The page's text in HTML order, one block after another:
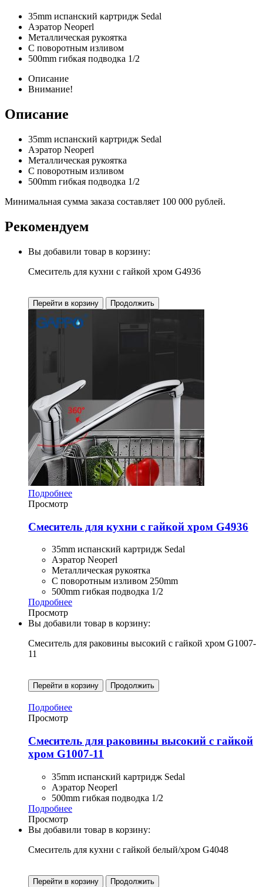
35mm испанский картридж Sedal
Аэратор Neoperl
Металлическая рукоятка
С поворотным изливом
500mm гибкая подводка 1/2
Описание
Внимание!
Описание
35mm испанский картридж Sedal
Аэратор Neoperl
Металлическая рукоятка
С поворотным изливом
500mm гибкая подводка 1/2
Минимальная сумма заказа составляет 100 000 рублей.
Рекомендуем
Вы добавили товар в корзину:
Смеситель для кухни с гайкой хром G4936
Перейти в корзину Продолжить
Подробнее
Просмотр
Смеситель для кухни с гайкой хром G4936
35mm испанский картридж Sedal
Аэратор Neoperl
Металлическая рукоятка
С поворотным изливом 250mm
500mm гибкая подводка 1/2
Подробнее
Просмотр
Вы добавили товар в корзину:
Смеситель для раковины высокий с гайкой хром G1007-
11
Перейти в корзину Продолжить
Подробнее
Просмотр
Смеситель для раковины высокий с гайкой
хром G1007-11
35mm испанский картридж Sedal
Аэратор Neoperl
500mm гибкая подводка 1/2
Подробнее
Просмотр
Вы добавили товар в корзину:
Смеситель для кухни с гайкой белый/хром G4048
Перейти в корзину Продолжить